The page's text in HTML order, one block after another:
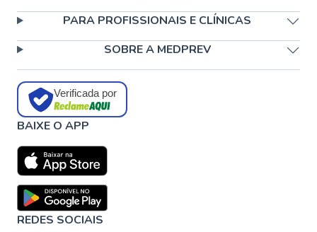
PARA PROFISSIONAIS E CLÍNICAS
SOBRE A MEDPREV
Verificada por
BAIXE O APP
REDES SOCIAIS